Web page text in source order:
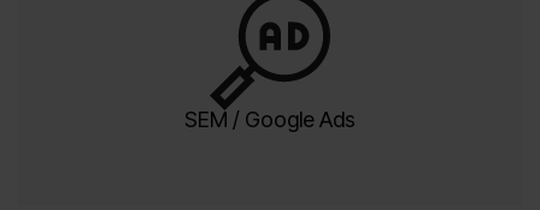
SEM / Google Ads